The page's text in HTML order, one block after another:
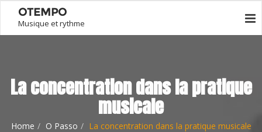
OTEMPO
Musique et rythme
La concentration dans la pratique
musicale
Home O Passo La concentration dans la pratique musicale